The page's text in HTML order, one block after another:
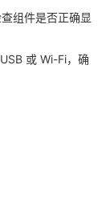
组件是否正确显
或 Wi-Fi，确